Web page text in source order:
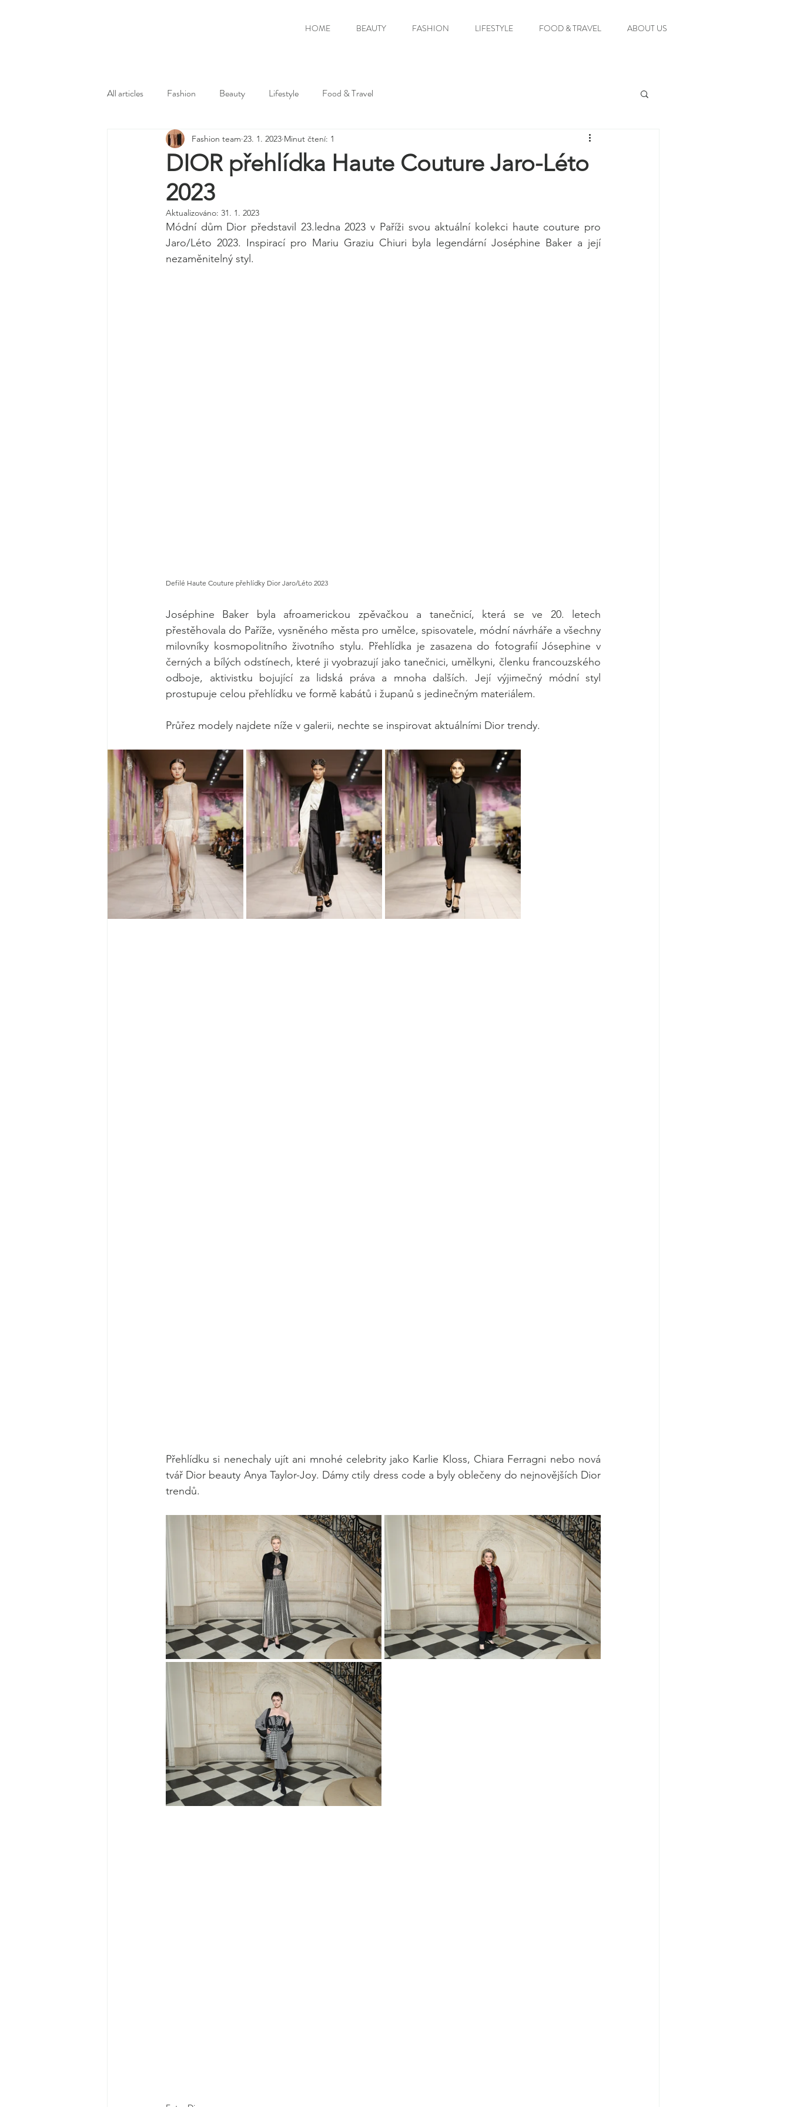
HOME BEAUTY FASHION LIFESTYLE FOOD & TRAVEL ABOUT US
All articles Fashion Beauty Lifestyle Food & Travel
DIOR přehlídka Haute Couture Jaro-Léto
2023
Fashion team 23. 1. 2023 Minut čtení: 1
Aktualizováno: 31. 1. 2023
Módní dům Dior představil 23.ledna 2023 v Paříži svou aktuální kolekci haute couture pro
Jaro/Léto 2023. Inspirací pro Mariu Graziu Chiuri byla legendární Joséphine Baker a její
nezaměnitelný styl.
Defilé Haute Couture přehlídky Dior Jaro/Léto 2023
Joséphine Baker byla afroamerickou zpěvačkou a tanečnicí, která se ve 20. letech
přestěhovala do Paříže, vysněného města pro umělce, spisovatele, módní návrháře a všechny
milovníky kosmopolitního životního stylu. Přehlídka je zasazena do fotografií Jósephine v
černých a bílých odstínech, které ji vyobrazují jako tanečnici, umělkyni, členku francouzského
odboje, aktivistku bojující za lidská práva a mnoha dalších. Její výjimečný módní styl
prostupuje celou přehlídku ve formě kabátů i županů s jedinečným materiálem.
Průřez modely najdete níže v galerii, nechte se inspirovat aktuálními Dior trendy.
Přehlídku si nenechaly ujít ani mnohé celebrity jako Karlie Kloss, Chiara Ferragni nebo nová
tvář Dior beauty Anya Taylor-Joy. Dámy ctily dress code a byly oblečeny do nejnovějších Dior
trendů.